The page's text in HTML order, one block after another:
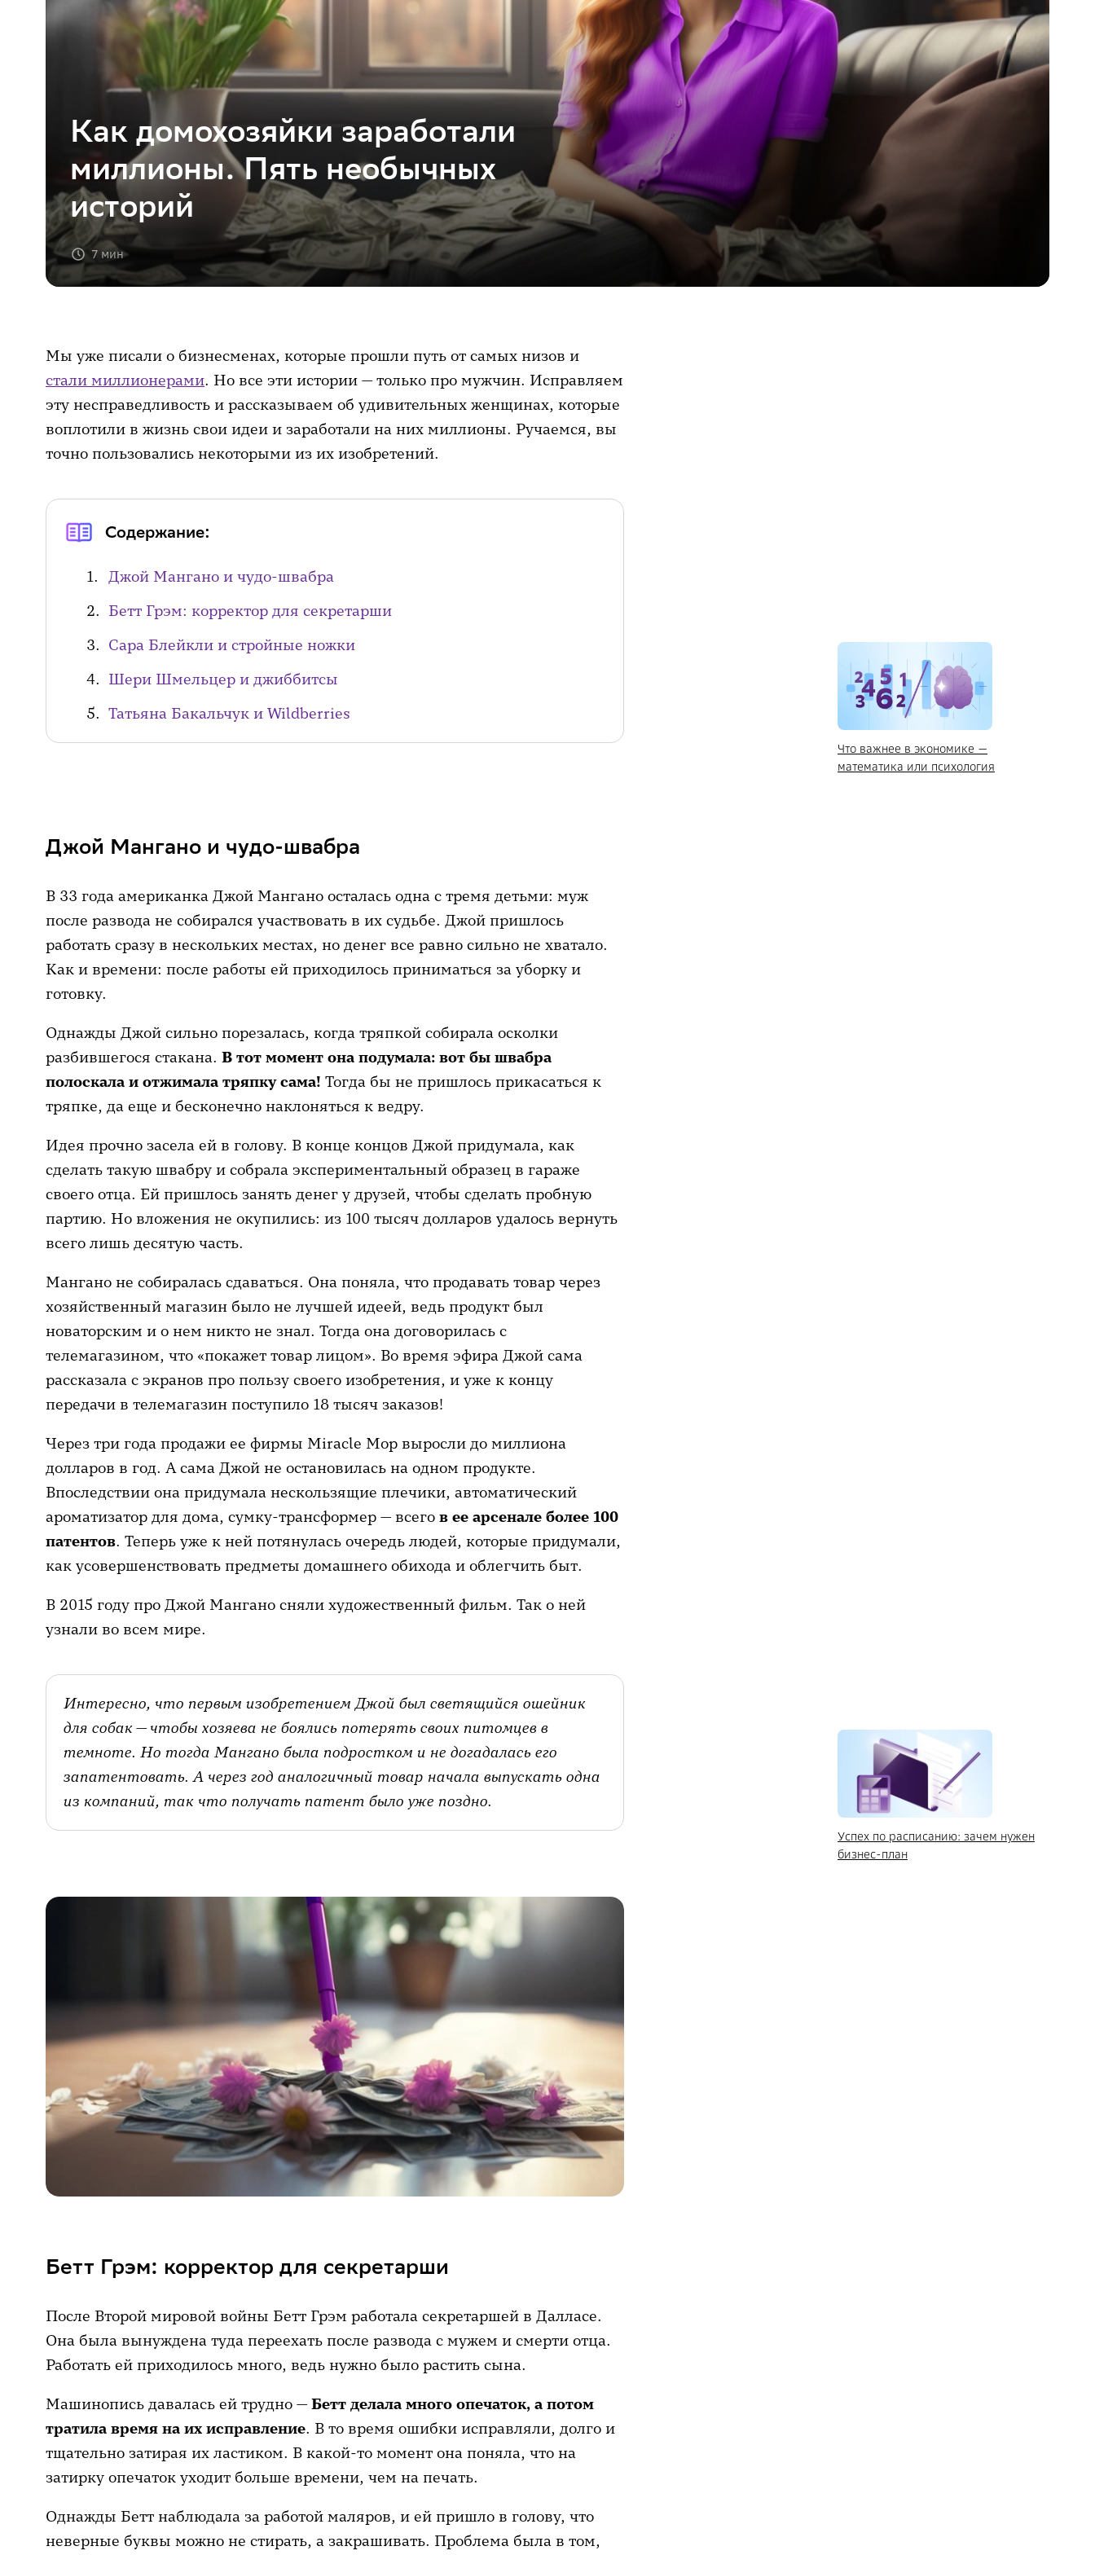
Как домохозяйки заработали
миллионы. Пять необычных
историй
7 мин
Мы уже писали о бизнесменах, которые прошли путь от самых низов и
стали миллионерами. Но все эти истории — только про мужчин. Исправляем
эту несправедливость и рассказываем об удивительных женщинах, которые
воплотили в жизнь свои идеи и заработали на них миллионы. Ручаемся, вы
точно пользовались некоторыми из их изобретений.
Содержание:
Джой Мангано и чудо-швабра
Бетт Грэм: корректор для секретарши
Сара Блейкли и стройные ножки
Шери Шмельцер и джиббитсы
Татьяна Бакальчук и Wildberries
Что важнее в экономике —
математика или психология
Джой Мангано и чудо-швабра
В 33 года американка Джой Мангано осталась одна с тремя детьми: муж
после развода не собирался участвовать в их судьбе. Джой пришлось
работать сразу в нескольких местах, но денег все равно сильно не хватало.
Как и времени: после работы ей приходилось приниматься за уборку и
готовку.
Однажды Джой сильно порезалась, когда тряпкой собирала осколки
разбившегося стакана. В тот момент она подумала: вот бы швабра
полоскала и отжимала тряпку сама! Тогда бы не пришлось прикасаться к
тряпке, да еще и бесконечно наклоняться к ведру.
Идея прочно засела ей в голову. В конце концов Джой придумала, как
сделать такую швабру и собрала экспериментальный образец в гараже
своего отца. Ей пришлось занять денег у друзей, чтобы сделать пробную
партию. Но вложения не окупились: из 100 тысяч долларов удалось вернуть
всего лишь десятую часть.
Мангано не собиралась сдаваться. Она поняла, что продавать товар через
хозяйственный магазин было не лучшей идеей, ведь продукт был
новаторским и о нем никто не знал. Тогда она договорилась с
телемагазином, что «покажет товар лицом». Во время эфира Джой сама
рассказала с экранов про пользу своего изобретения, и уже к концу
передачи в телемагазин поступило 18 тысяч заказов!
Через три года продажи ее фирмы Miracle Mop выросли до миллиона
долларов в год. А сама Джой не остановилась на одном продукте.
Впоследствии она придумала нескользящие плечики, автоматический
ароматизатор для дома, сумку-трансформер — всего в ее арсенале более 100
патентов. Теперь уже к ней потянулась очередь людей, которые придумали,
как усовершенствовать предметы домашнего обихода и облегчить быт.
В 2015 году про Джой Мангано сняли художественный фильм. Так о ней
узнали во всем мире.
Интересно, что первым изобретением Джой был светящийся ошейник
для собак — чтобы хозяева не боялись потерять своих питомцев в
темноте. Но тогда Мангано была подростком и не догадалась его
запатентовать. А через год аналогичный товар начала выпускать одна
из компаний, так что получать патент было уже поздно.
Успех по расписанию: зачем нужен
бизнес-план
Бетт Грэм: корректор для секретарши
После Второй мировой войны Бетт Грэм работала секретаршей в Далласе.
Она была вынуждена туда переехать после развода с мужем и смерти отца.
Работать ей приходилось много, ведь нужно было растить сына.
Машинопись давалась ей трудно — Бетт делала много опечаток, а потом
тратила время на их исправление. В то время ошибки исправляли, долго и
тщательно затирая их ластиком. В какой-то момент она поняла, что на
затирку опечаток уходит больше времени, чем на печать.
Однажды Бетт наблюдала за работой маляров, и ей пришло в голову, что
неверные буквы можно не стирать, а закрашивать. Проблема была в том,